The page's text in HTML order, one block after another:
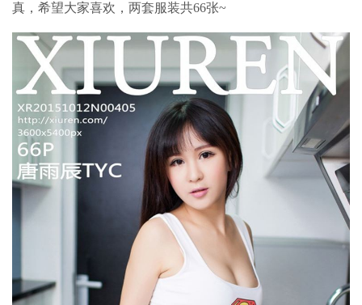
真，希望大家喜欢，两套服装共66张~